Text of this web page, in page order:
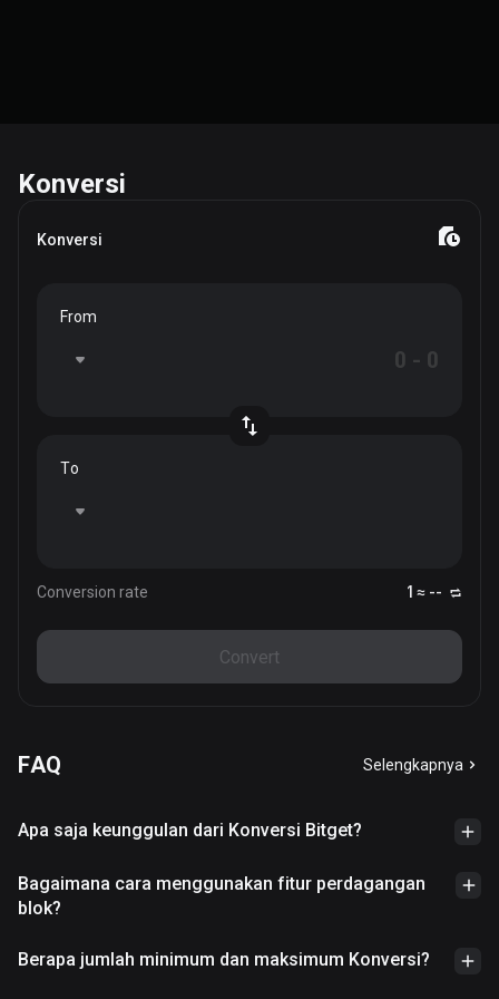
Konversi
Konversi
From
To
Conversion rate 1 ≈ --
Convert
FAQ Selengkapnya
Apa saja keunggulan dari Konversi Bitget?
Bagaimana cara menggunakan fitur perdagangan
blok?
Berapa jumlah minimum dan maksimum Konversi?